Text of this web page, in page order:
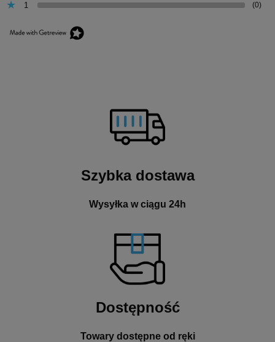
1 (0)
Szybka dostawa
Wysyłka w ciągu 24h
Dostępność
Towary dostępne od ręki